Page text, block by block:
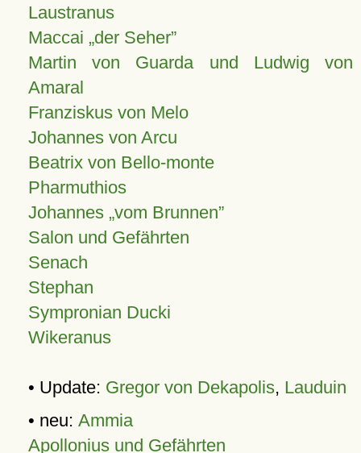
Laustranus
Maccai „der Seher”
Martin von Guarda und Ludwig von
Amaral
Franziskus von Melo
Johannes von Arcu
Beatrix von Bello-monte
Pharmuthios
Johannes vom Brunnen
Salon und Gefährten
Senach
Stephan
Sympronian Ducki
Wikeranus
• Update: Gregor von Dekapolis, Lauduin
• neu: Ammia
Apollonius und Gefährten